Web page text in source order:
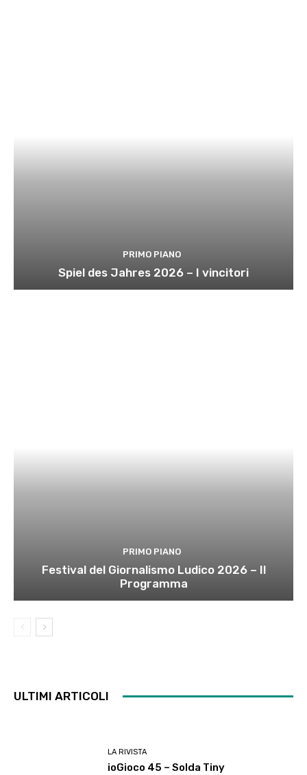
PRIMO PIANO
Spiel des Jahres 2026 – I vincitori
PRIMO PIANO
Festival del Giornalismo Ludico 2026 – Il
Programma
ULTIMI ARTICOLI
LA RIVISTA
ioGioco 45 – Solda Tiny